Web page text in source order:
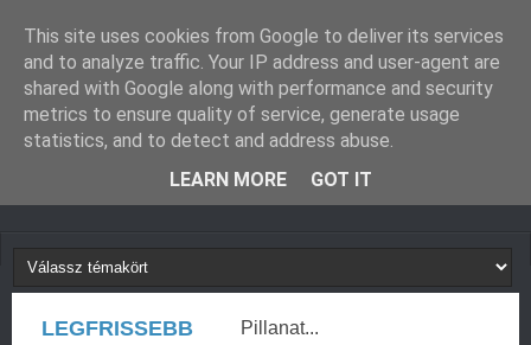
GUGLIVERZUM KAPCSOLAT
LEGFRISSEBB Pillanat...
This site uses cookies from Google to deliver its services
and to analyze traffic. Your IP address and user-agent are
shared with Google along with performance and security
metrics to ensure quality of service, generate usage
statistics, and to detect and address abuse.
LEARN MORE
GOT IT